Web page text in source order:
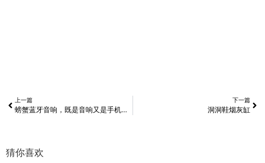
上一篇
螃蟹蓝牙音响，既是音响又是手机支架
下一篇
洞洞鞋烟灰缸
猜你喜欢